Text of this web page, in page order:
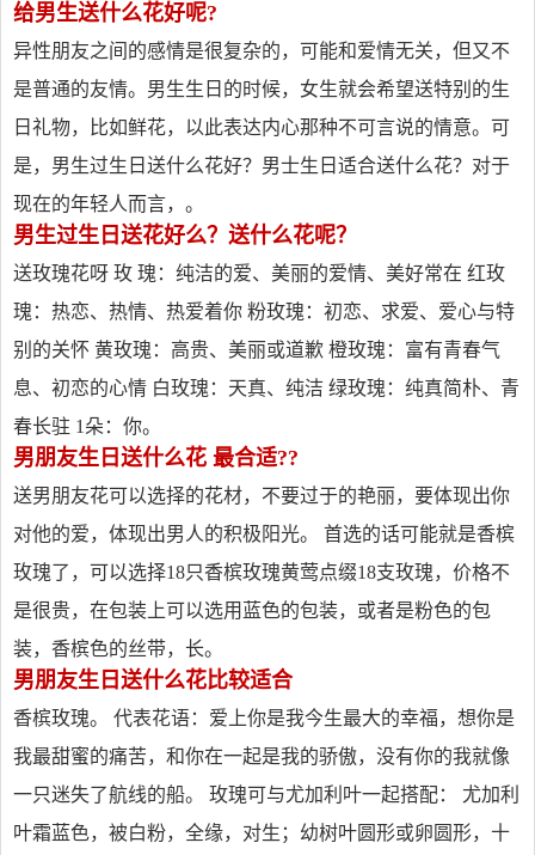
给男生送什么花好呢?
异性朋友之间的感情是很复杂的，可能和爱情无关，但又不
是普通的友情。男生生日的时候，女生就会希望送特别的生
日礼物，比如鲜花，以此表达内心那种不可言说的情意。可
是，男生过生日送什么花好？男士生日适合送什么花？对于
现在的年轻人而言，。
男生过生日送花好么？送什么花呢？
送玫瑰花呀 玫 瑰：纯洁的爱、美丽的爱情、美好常在 红玫
瑰：热恋、热情、热爱着你 粉玫瑰：初恋、求爱、爱心与特
别的关怀 黄玫瑰：高贵、美丽或道歉 橙玫瑰：富有青春气
息、初恋的心情 白玫瑰：天真、纯洁 绿玫瑰：纯真简朴、青
春长驻 1朵：你。
男朋友生日送什么花 最合适??
送男朋友花可以选择的花材，不要过于的艳丽，要体现出你
对他的爱，体现出男人的积极阳光。 首选的话可能就是香槟
玫瑰了，可以选择18只香槟玫瑰黄莺点缀18支玫瑰，价格不
是很贵，在包装上可以选用蓝色的包装，或者是粉色的包
装，香槟色的丝带，长。
男朋友生日送什么花比较适合
香槟玫瑰。 代表花语：爱上你是我今生最大的幸福，想你是
我最甜蜜的痛苦，和你在一起是我的骄傲，没有你的我就像
一只迷失了航线的船。 玫瑰可与尤加利叶一起搭配： 尤加利
叶霜蓝色，被白粉，全缘，对生；幼树叶圆形或卵圆形，十